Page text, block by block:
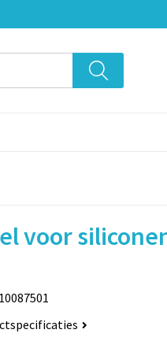
voor
10087501